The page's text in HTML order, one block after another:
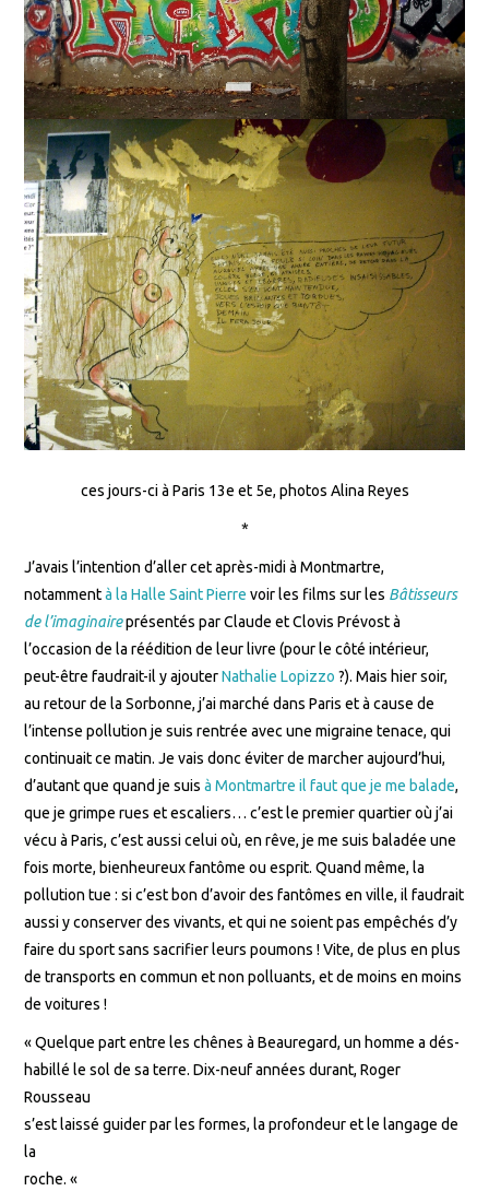
ces jours-ci à Paris 13e et 5e, photos Alina Reyes
*
J’avais l’intention d’aller cet après-midi à Montmartre,
notammentà la Halle Saint Pierre voir les films sur les Bâtisseurs
de l’imaginaireprésentés par Claude et Clovis Prévost à
l’occasion de la réédition de leur livre (pour le côté intérieur,
peut-être faudrait-il y ajouterNathalie Lopizzo ?). Mais hier soir,
au retour de la Sorbonne, j’ai marché dans Paris et à cause de
l’intense pollution je suis rentrée avec une migraine tenace, qui
continuait ce matin. Je vais donc éviter de marcher aujourd’hui,
d’autant que quand je suisà Montmartre il faut que je me balade,
que je grimpe rues et escaliers… c’est le premier quartier où j’ai
vécu à Paris, c’est aussi celui où, en rêve, je me suis baladée une
fois morte, bienheureux fantôme ou esprit. Quand même, la
pollution tue : si c’est bon d’avoir des fantômes en ville, il faudrait
aussi y conserver des vivants, et qui ne soient pas empêchés d’y
faire du sport sans sacrifier leurs poumons ! Vite, de plus en plus
de transports en commun et non polluants, et de moins en moins
de voitures !
« Quelque part entre les chênes à Beauregard, un homme a dés-
habillé le sol de sa terre. Dix-neuf années durant, Roger
Rousseau
s’est laissé guider par les formes, la profondeur et le langage de
la
roche. «